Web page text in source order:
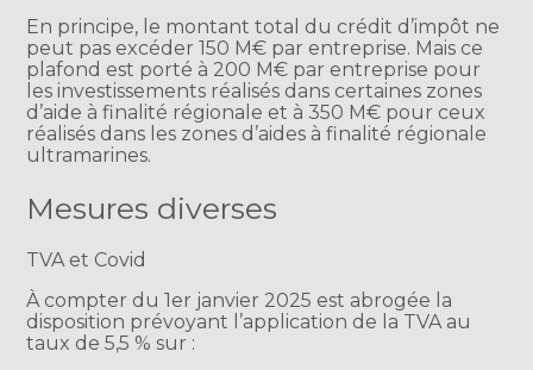
En principe, le montant total du crédit d’impôt ne
peut pas excéder 150 M€ par entreprise. Mais ce
plafond est porté à 200 M€ par entreprise pour
les investissements réalisés dans certaines zones
d’aide à finalité régionale et à 350 M€ pour ceux
réalisés dans les zones d’aides à finalité régionale
ultramarines.
Mesures diverses
TVA et Covid
À compter du 1er janvier 2025 est abrogée la
disposition prévoyant l’application de la TVA au
taux de 5,5 % sur :